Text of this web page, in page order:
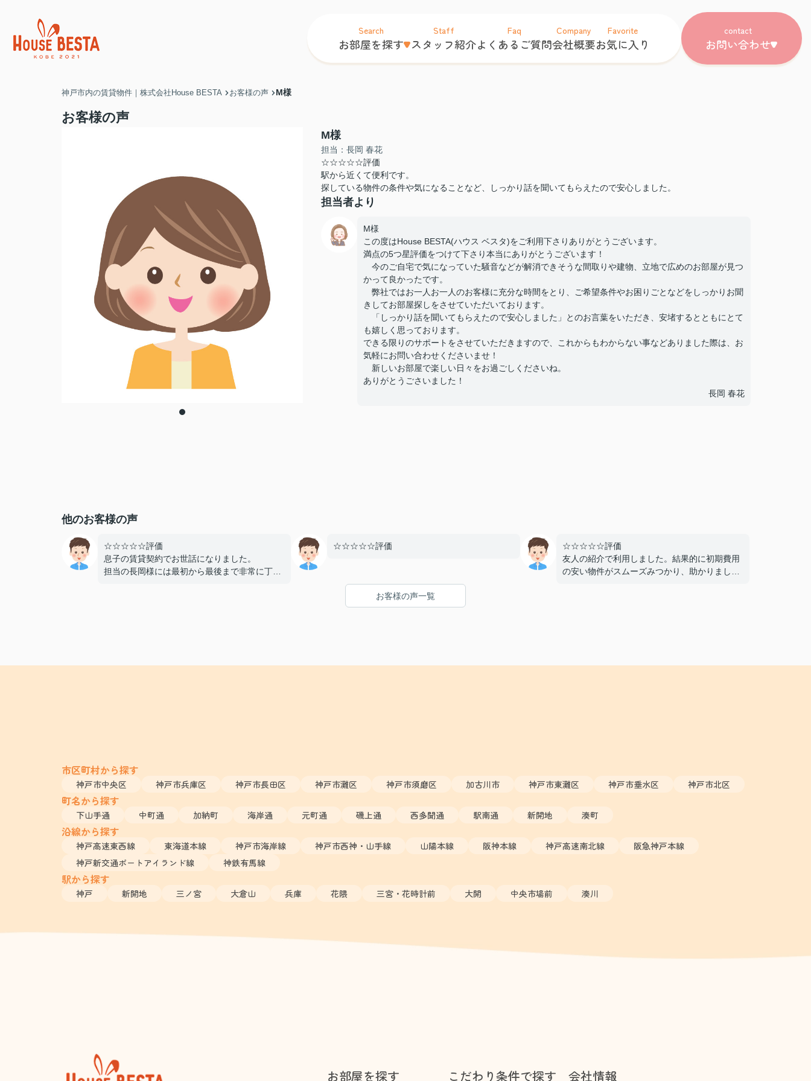
Search
お部屋を探す
Staff
スタッフ紹介
Faq
よくあるご質問
Company
会社概要
Favorite
お気に入り
contact
お問い合わせ
神戸市内の賃貸物件｜株式会社House BESTA お客様の声 M様
お客様の声
M様
担当：長岡 春花
☆☆☆☆☆評価
駅から近くて便利です。
探している物件の条件や気になることなど、しっかり話を聞いてもらえたので安心しました。
担当者より
M様
この度はHouse BESTA(ハウス ベスタ)をご利用下さりありがとうございます。
満点の5つ星評価をつけて下さり本当にありがとうございます！
今のご自宅で気になっていた騒音などが解消できそうな間取りや建物、立地で広めのお部屋が見つ
かって良かったです。
弊社ではお一人お一人のお客様に充分な時間をとり、ご希望条件やお困りごとなどをしっかりお聞
きしてお部屋探しをさせていただいております。
「しっかり話を聞いてもらえたので安心しました」とのお言葉をいただき、安堵するとともにとて
も嬉しく思っております。
できる限りのサポートをさせていただきますので、これからもわからない事などありました際は、お
気軽にお問い合わせくださいませ！
新しいお部屋で楽しい日々をお過ごしくださいね。
ありがとうごさいました！
長岡 春花
他のお客様の声
☆☆☆☆☆評価
息子の賃貸契約でお世話になりました。
担当の長岡様には最初から最後まで非常に丁寧
☆☆☆☆☆評価
☆☆☆☆☆評価
友人の紹介で利用しました。結果的に初期費用
の安い物件がスムーズみつかり、助かりまし
お客様の声一覧
市区町村から探す
神戸市中央区 神戸市兵庫区 神戸市長田区 神戸市灘区 神戸市須磨区 加古川市 神戸市東灘区 神戸市垂水区 神戸市北区
町名から探す
下山手通 中町通 加納町 海岸通 元町通 磯上通 西多聞通 駅南通 新開地 湊町
沿線から探す
神戸高速東西線 東海道本線 神戸市海岸線 神戸市西神・山手線 山陽本線 阪神本線 神戸高速南北線
阪急神戸本線
神戸新交通ポートアイランド線
神鉄有馬線
駅から探す
神戸 新開地 三ノ宮 大倉山 兵庫 花隈 三宮・花時計前 大開 中央市場前 湊川
お部屋を探す こだわり条件で探す 会社情報